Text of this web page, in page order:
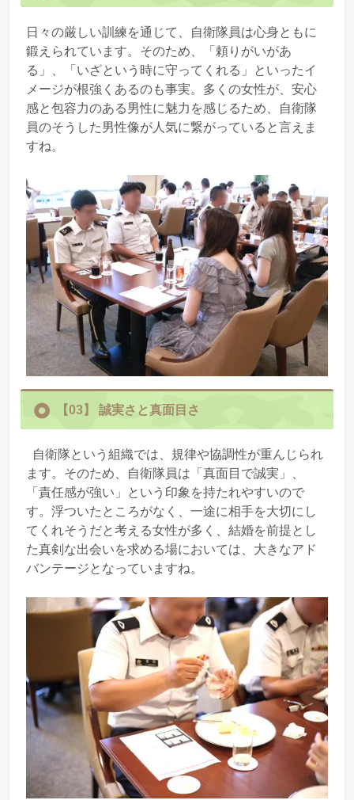
日々の厳しい訓練を通じて、自衛隊員は心身ともに
鍛えられています。そのため、「頼りがいがあ
る」、「いざという時に守ってくれる」といったイ
メージが根強くあるのも事実。多くの女性が、安心
感と包容力のある男性に魅力を感じるため、自衛隊
員のそうした男性像が人気に繋がっていると言えま
すね。
【03】 誠実さと真面目さ
自衛隊という組織では、規律や協調性が重んじられ
ます。そのため、自衛隊員は「真面目で誠実」、
「責任感が強い」という印象を持たれやすいので
す。浮ついたところがなく、一途に相手を大切にし
てくれそうだと考える女性が多く、結婚を前提とし
た真剣な出会いを求める場においては、大きなアド
バンテージとなっていますね。